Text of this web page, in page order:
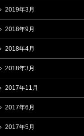
2019年3月
2018年9月
2018年4月
2018年3月
2017年11月
2017年6月
2017年5月